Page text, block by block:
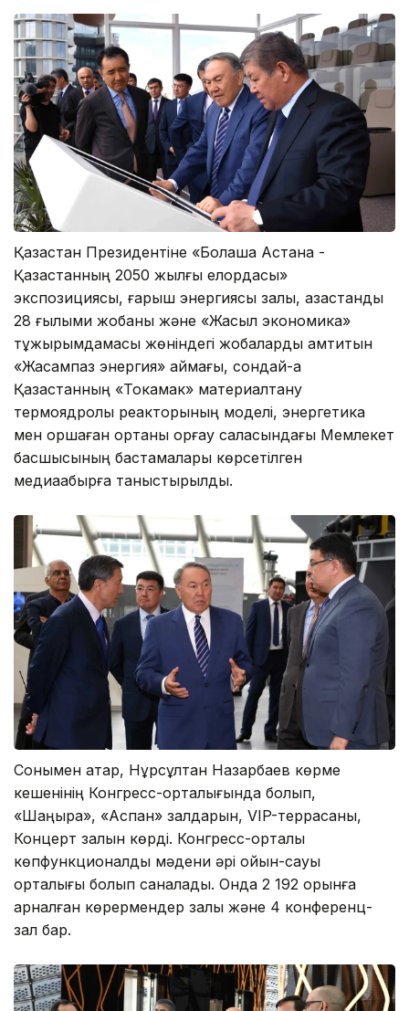
Қазақстан Президентіне «Болашақ Астана -
Қазақстанның 2050 жылғы елордасы»
экспозициясы, ғарыш энергиясы залы, қазақстандық
28 ғылыми жобаны және «Жасыл экономика»
тұжырымдамасы жөніндегі жобаларды қамтитын
«Жасампаз энергия» аймағы, сондай-ақ
Қазақстанның «Токамак» материалтану
термоядролық реакторының моделі, энергетика
мен қоршаған ортаны қорғау саласындағы Мемлекет
басшысының бастамалары көрсетілген
медиақабырға таныстырылды.
Сонымен қатар, Нұрсұлтан Назарбаев көрме
кешенінің Конгресс-орталығында болып,
«Шаңырақ», «Аспан» залдарын, VIP-террасаны,
Концерт залын көрді. Конгресс-орталық
көпфункционалды мәдени әрі ойын-сауық
орталығы болып саналады. Онда 2 192 орынға
арналған көрермендер залы және 4 конференц-
зал бар.